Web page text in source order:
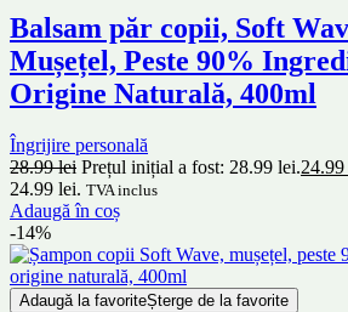
Balsam păr copii, Soft
Mușețel, Peste 90%
Origine Naturală, 400ml
Îngrijire personală
28.99lei Prețul inițial a fost: 28.99 lei.24.99
24.99 lei. TVA inclus
Adaugă în coș
-14%
Adaugă la favoriteȘterge de la favorite